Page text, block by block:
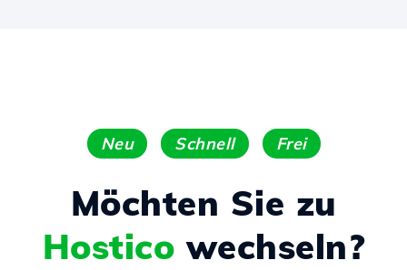
Neu Schnell Frei
Möchten Sie zu
Hostico wechseln?